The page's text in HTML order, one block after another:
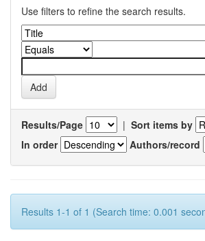
Use filters to refine the search results.
Results/Page | Sort items by
In order
Authors/record
Results 1-1 of 1 (Search time: 0.001